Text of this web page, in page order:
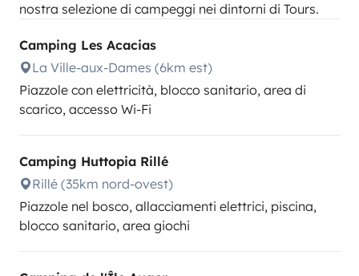
nostra selezione di campeggi nei dintorni di Tours.
Camping Les Acacias
La Ville-aux-Dames (6km est)
Piazzole con elettricità, blocco sanitario, area di
scarico, accesso Wi-Fi
Camping Huttopia Rillé
Rillé (35km nord-ovest)
Piazzole nel bosco, allacciamenti elettrici, piscina,
blocco sanitario, area giochi